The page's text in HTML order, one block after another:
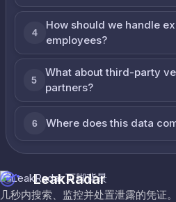
4
How should we handle
employees?
5
What about third-party
partners?
6 Where does this data
LeakRadar
几秒内搜索、监控并处置泄露的凭证。